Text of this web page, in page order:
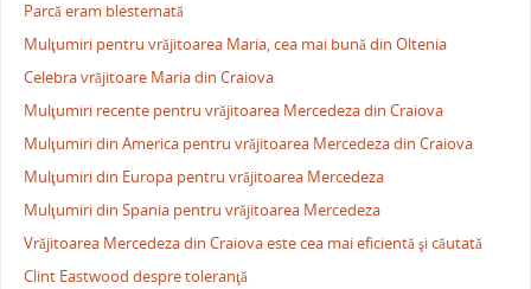
Parcă eram blestemată
Mulţumiri pentru vrăjitoarea Maria, cea mai bună din Oltenia
Celebra vrăjitoare Maria din Craiova
Mulţumiri recente pentru vrăjitoarea Mercedeza din Craiova
Mulţumiri din America pentru vrăjitoarea Mercedeza din Craiova
Mulţumiri din Europa pentru vrăjitoarea Mercedeza
Mulţumiri din Spania pentru vrăjitoarea Mercedeza
Vrăjitoarea Mercedeza din Craiova este cea mai eficientă şi căutată
Clint Eastwood despre toleranţă